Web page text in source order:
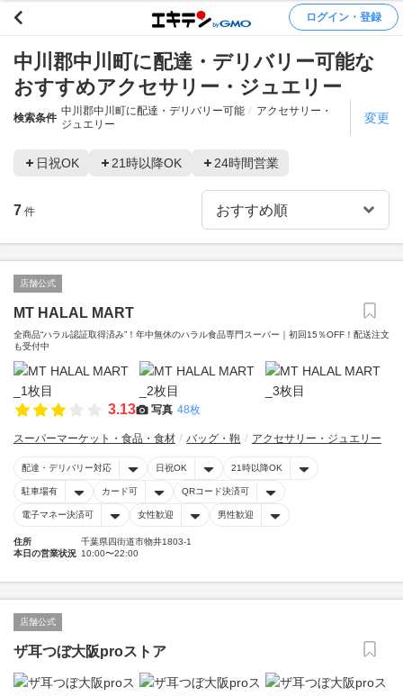
ログイン・登録
中川郡中川町に配達・デリバリー可能な
おすすめアクセサリー・ジュエリー
検索条件
中川郡中川町に配達・デリバリー可能
アクセサリー・
ジュエリー
変更
日祝OK 21時以降OK 24時間営業
7 件
店舗公式
MT HALAL MART
全商品“ハラル認証取得済み”！年中無休のハラル食品専門スーパー｜初回15％OFF！配送注文
も受付中
3.13 写真 48枚
スーパーマーケット・食品・食材 バッグ・鞄 アクセサリー・ジュエリー
配達・デリバリー対応 日祝OK 21時以降OK
駐車場有 カード可 QRコード決済可
電子マネー決済可 女性歓迎 男性歓迎
住所
千葉県四街道市物井1803-1
本日の営業状況 10:00〜22:00
店舗公式
ザ耳つぼ大阪proストア